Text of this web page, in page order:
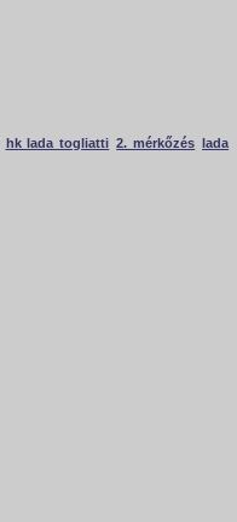
hk lada togliatti 2. mérkőzés
lada